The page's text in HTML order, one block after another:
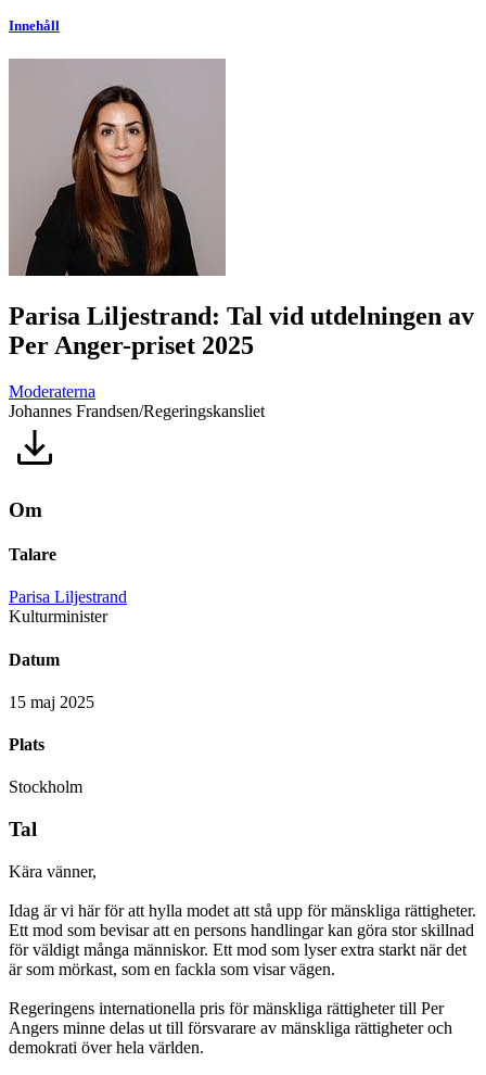
Innehåll
Parisa Liljestrand: Tal vid utdelningen av
Per Anger-priset 2025
Moderaterna
Johannes Frandsen/Regeringskansliet
Om
Talare
Parisa Liljestrand
Kulturminister
Datum
15 maj 2025
Plats
Stockholm
Tal
Kära vänner,
Idag är vi här för att hylla modet att stå upp för mänskliga rättigheter.
Ett mod som bevisar att en persons handlingar kan göra stor skillnad
för väldigt många människor. Ett mod som lyser extra starkt när det
är som mörkast, som en fackla som visar vägen.
Regeringens internationella pris för mänskliga rättigheter till Per
Angers minne delas ut till försvarare av mänskliga rättigheter och
demokrati över hela världen.